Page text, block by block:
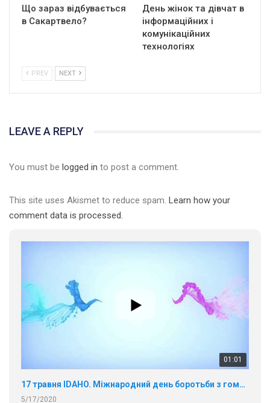
Що зараз відбувається
в Сакартвело?
День жінок та дівчат в
інформаційних і
комунікаційних
технологіях
PREV NEXT
LEAVE A REPLY
You must be logged in to post a comment.
This site uses Akismet to reduce spam. Learn how your
comment data is processed.
01:01
17 травня IDAHO. Міжнародний день боротьби з гомофобією трансфобією і біфобія.
5/17/2020